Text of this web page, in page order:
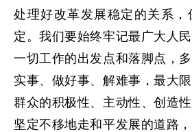
处理好改革发展稳定的关系，
定。我们要始终牢记最广大人
一切工作的出发点和落脚点，
实事、做好事、解难事，最大
群众的积极性、主动性、创造
坚定不移地走和平发展的道路